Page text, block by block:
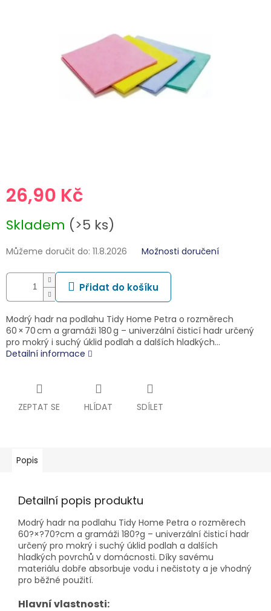
26,90 Kč
cena:
Skladem (>5 ks)
Můžeme doručit do: 11.8.2026 Možnosti doručení
Přidat do košíku
Modrý hadr na podlahu Tidy Home Petra o rozměrech
60 × 70 cm a gramáži 180 g – univerzální čisticí hadr určený
pro mokrý i suchý úklid podlah a dalších hladkých…
Detailní informace
ZEPTAT SE HLÍDAT SDÍLET
Popis
Detailní popis produktu
Modrý hadr na podlahu Tidy Home Petra o rozměrech
60?×?70?cm a gramáži 180?g – univerzální čisticí hadr
určený pro mokrý i suchý úklid podlah a dalších
hladkých povrchů v domácnosti. Díky savému
materiálu dobře absorbuje vodu i nečistoty a je vhodný
pro běžné použití.
Hlavní vlastnosti: